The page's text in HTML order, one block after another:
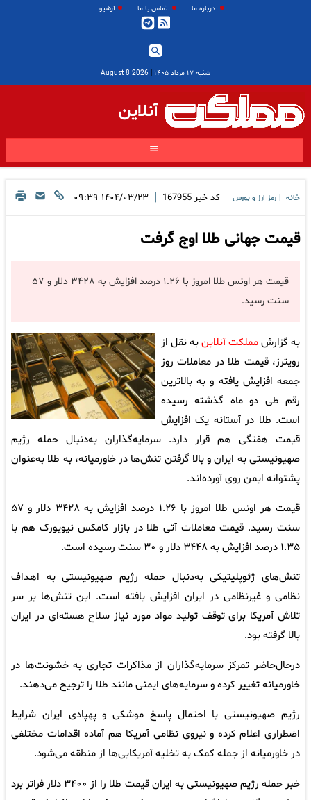
درباره ما تماس با ما آرشیو
شنبه ۱۷ مرداد ۱۴۰۵ |
2026 August 8
آنلاین
خانه رمز ارز و بورس کد خبر 167955
| ۱۴۰۴/۰۳/۲۳ ۰۹:۳۹
قیمت جهانی طلا اوج گرفت
قیمت هر اونس طلا امروز با ۱.۲۶ درصد افزایش به ۳۴۲۸ دلار و ۵۷
سنت رسید.
به گزارشمملکت آنلاینبه نقل از
رویترز، قیمت طلا در معاملات روز
جمعه افزایش یافته و به بالاترین
رقم طی دو ماه گذشته رسیده
است. طلا در آستانه یک افزایش
قیمت هفتگی هم قرار دارد. سرمایه‌گذاران به‌دنبال حمله رژیم
صهیونیستی به ایران و بالا گرفتن تنش‌ها در خاورمیانه، به طلا به‌عنوان
پشتوانه ایمن روی آورده‌اند.
قیمت هر اونس طلا امروز با ۱.۲۶ درصد افزایش به ۳۴۲۸ دلار و ۵۷
سنت رسید. قیمت معاملات آتی طلا در بازار کامکس نیویورک هم با
۱.۳۵ درصد افزایش به ۳۴۴۸ دلار و ۳۰ سنت رسیده است.
تنش‌های ژئوپلیتیکی به‌دنبال حمله رژیم صهیونیستی به اهداف
نظامی و غیرنظامی در ایران افزایش یافته است. این تنش‌ها بر سر
تلاش آمریکا برای توقف تولید مواد مورد نیاز سلاح هسته‌ای در ایران
بالا گرفته بود.
درحال‌حاضر تمرکز سرمایه‌گذاران از مذاکرات تجاری به خشونت‌ها در
خاورمیانه تغییر کرده و سرمایه‌های ایمنی مانند طلا را ترجیح می‌دهند.
رژیم صهیونیستی با احتمال پاسخ موشکی و پهپادی ایران شرایط
اضطراری اعلام کرده و نیروی نظامی آمریکا هم آماده اقدامات مختلفی
در خاورمیانه از جمله کمک به تخلیه آمریکایی‌ها از منطقه می‌شود.
خبر حمله رژیم صهیونیستی به ایران قیمت طلا را از ۳۴۰۰ دلار فراتر برد